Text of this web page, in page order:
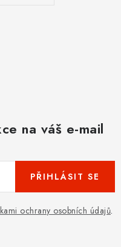
na váš e-mail
ochrany osobních údajů.
PŘIHLÁSIT SE